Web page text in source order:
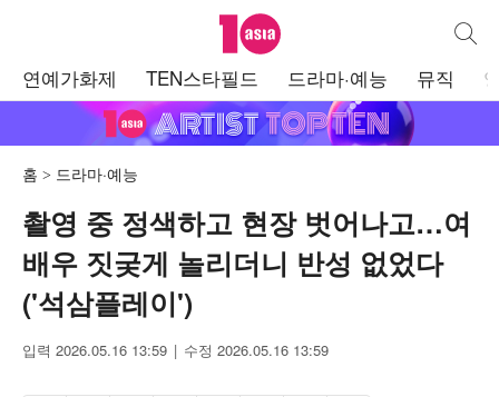
텐아시아 통합
연예가화제 TEN스타필드 드라마·예능 뮤직
홈 드라마·예능
촬영 중 정색하고 현장 벗어나고…여
배우 짓궂게 놀리더니 반성 없었다
('석삼플레이')
입력 2026.05.16 13:59 수정 2026.05.16 13:59